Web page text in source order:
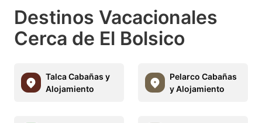
Destinos Vacacionales
Cerca de El Bolsico
Talca Cabañas y
Alojamiento
Pelarco Cabañas
y Alojamiento